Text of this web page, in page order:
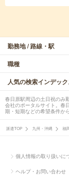
勤務地 / 路線・駅
職種
人気の検索インデッ
春日原駅周辺の土日祝のみ
会社のポータルサイト。春
期・短期などの希望条件か
派遣TOP 九州・沖縄 福
個人情報の取り扱いに
ヘルプ・お問い合わせ